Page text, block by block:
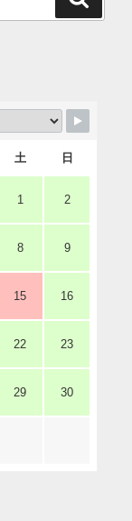
土 日
1 2
8 9
15 16
22 23
29 30